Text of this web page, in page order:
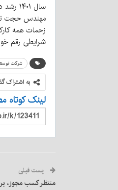
سال ۱۴۰۱ رشد داشته باشد.
مهندس حجت
زحمات همه
شرایطی رقم
شرکت
به اشتراک
لینک کوتاه
پست قبلی
منتظر کسب مجوز،